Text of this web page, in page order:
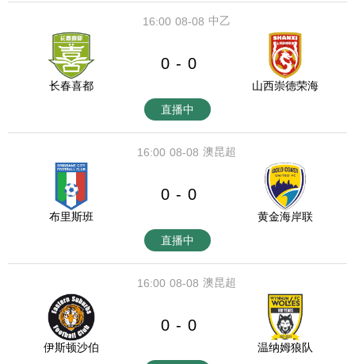
08-08
16:00 中乙
长春喜都
0 - 0
山西崇德荣海
直播中
08-08
16:00 澳昆超
布里斯班
0 - 0
黄金海岸联
直播中
08-08
16:00 澳昆超
伊斯顿沙伯
0 - 0
温纳姆狼队